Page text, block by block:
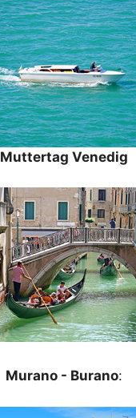
Muttertag Venedig
Murano - Burano: